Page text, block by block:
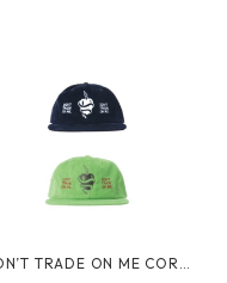
TRADE ON ME CORD